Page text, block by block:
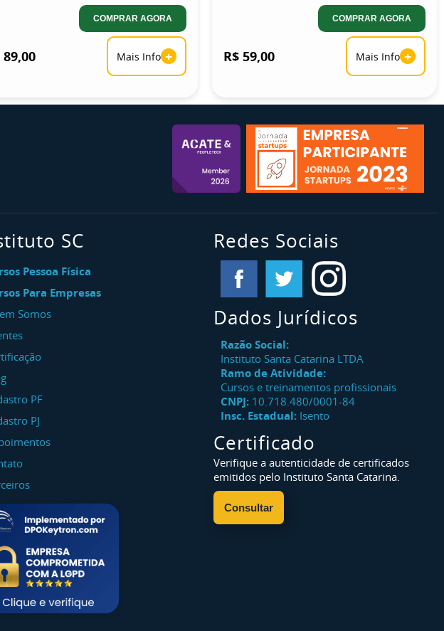
COMPRAR AGORA
89,00 Mais Info +
COMPRAR AGORA
R$ 59,00 Mais Info +
SC
Pessoa Física
Para Empresas
Somos
PF
PJ
Redes Sociais
Dados Jurídicos
Razão Social:
Instituto Santa Catarina LTDA
Ramo de Atividade:
Cursos e treinamentos profissionais
CNPJ: 10.718.480/0001-84
Insc. Estadual: Isento
Certificado
Verifique a autenticidade de certificados
emitidos pelo Instituto Santa Catarina.
Consultar